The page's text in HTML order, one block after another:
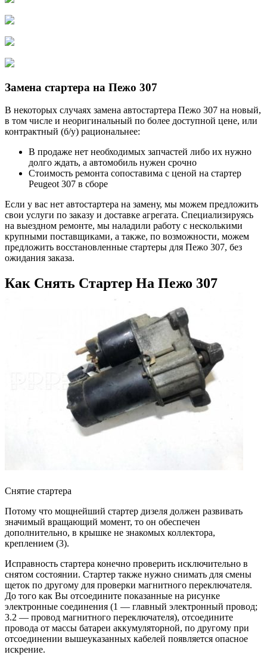
Замена стартера на Пежо 307
В некоторых случаях замена автостартера Пежо 307 на новый,
в том числе и неоригинальный по более доступной цене, или
контрактный (б/у) рациональнее:
В продаже нет необходимых запчастей либо их нужно
долго ждать, а автомобиль нужен срочно
Стоимость ремонта сопоставима с ценой на стартер
Peugeot 307 в сборе
Если у вас нет автостартера на замену, мы можем предложить
свои услуги по заказу и доставке агрегата. Специализируясь
на выездном ремонте, мы наладили работу с несколькими
крупными поставщиками, а также, по возможности, можем
предложить восстановленные стартеры для Пежо 307, без
ожидания заказа.
Как Снять Стартер На Пежо 307
Снятие стартера
Потому что мощнейший стартер дизеля должен развивать
значимый вращающий момент, то он обеспечен
дополнительно, в крышке не знакомых коллектора,
креплением (3).
Исправность стартера конечно проверить исключительно в
снятом состоянии. Стартер также нужно снимать для смены
щеток по другому для проверки магнитного переключателя.
До того как Вы отсоедините показанные на рисунке
электронные соединения (1 — главный электронный провод;
3.2 — провод магнитного переключателя), отсоедините
провода от массы батареи аккумуляторной, по другому при
отсоединении вышеуказанных кабелей появляется опасное
искрение.